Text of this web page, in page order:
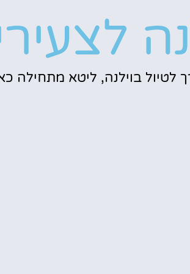
לטיול בוילנה, ליטא מתחילה